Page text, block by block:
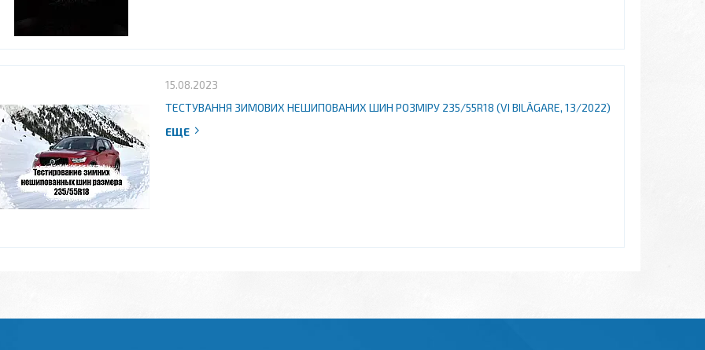
15.08.2023
ТЕСТУВАННЯ ЗИМОВИХ НЕШИПОВАНИХ ШИН РОЗМІРУ 235/55R18 (VI BILÄGARE, 13/2022)